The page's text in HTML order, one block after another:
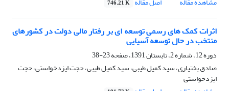
746.21 K
اثرات کمک های رسمی توسعه ای بر رفتار مالی دولت در کشورهای
منتخب در حال توسعه آسیایی
دوره 12، شماره 2، تابستان 1391، صفحه
23-38
صادق بختیاری، سید کمیل طیبی، سید کمیل طیبی، حجت ایزدخواستی، حجت
ایزدخواستی